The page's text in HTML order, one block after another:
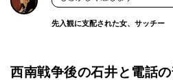
先入観に支配された女、サッチー
西南戦争後の石井と電話の